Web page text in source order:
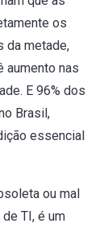
os
da metade,
aumento nas
E 96% dos
Brasil,
essencial
ou mal
TI, é um